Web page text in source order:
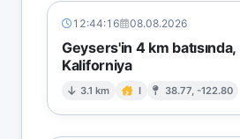
12:44:16 08.08.2026
Geysers'in 4 km batısında,
Kaliforniya
3.1 km I 38.77, -122.80